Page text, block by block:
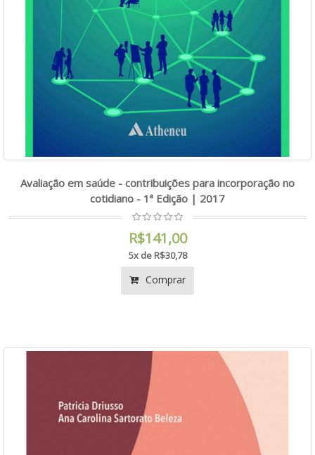
Avaliação em saúde - contribuições para incorporação no
cotidiano - 1ª Edição | 2017
R$141,00
5x de R$30,78
Comprar